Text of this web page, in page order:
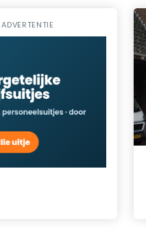
ADVERTENTIE